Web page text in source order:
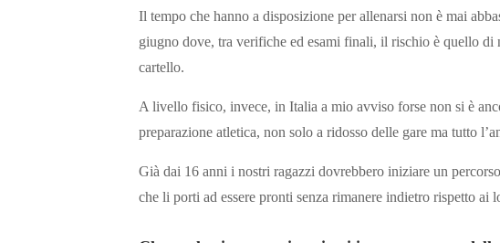
Il tempo che hanno a disposizione per allenarsi non è mai
giugno dove, tra verifiche ed esami finali, il rischio è quello
cartello.
A livello fisico, invece, in Italia a mio avviso forse non si è
preparazione atletica, non solo a ridosso delle gare ma tutto
Già dai 16 anni i nostri ragazzi dovrebbero iniziare un
che li porti ad essere pronti senza rimanere indietro rispetto ai